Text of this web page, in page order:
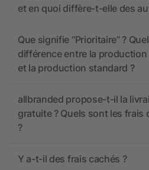
et en quoi diffère-t-elle des
Que signifie “Prioritaire” ?
différence entre la
et la production standard ?
allbranded propose-t-il la
gratuite ? Quels sont les frais
?
Y a-t-il des frais cachés ?